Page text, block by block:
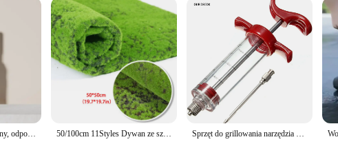
Bardzo duży, wzmocniony, odporny na wiatr, odporny na deszcz, dwufunkcyjny, odporny na promieniowanie UV, w pełni automatyczny parasol z klamrą pierścieniową 50/100cm 11Styles Dywan ze sztucznej trawy Fałszywy mech Trawnik Ogród Krajobraz Turf Roll Festiwal Dekoracja ślubna Mata Dywan Sprzęt do grillowania narzędzia do grillowania zestaw Grill strzykawka akcesoria kuchenne sos wtryskiwacza pieczeń igły zaopatrzenie imprezy artykuły domowe